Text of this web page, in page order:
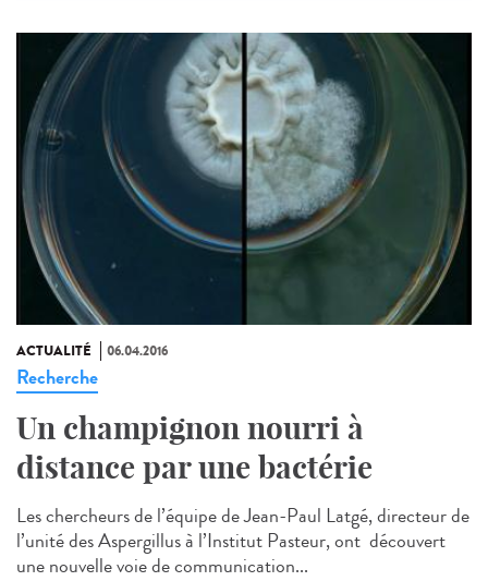
ACTUALITÉ 06.04.2016
Recherche
Un champignon nourri à
distance par une bactérie
Les chercheurs de l’équipe de Jean-Paul Latgé, directeur de
l’unité des Aspergillus à l’Institut Pasteur, ont découvert
une nouvelle voie de communication...